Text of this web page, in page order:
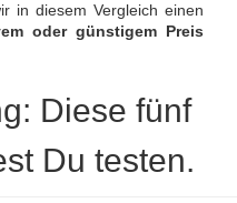
in diesem Vergleich einen
oder günstigem Preis
Diese fünf
Du testen.